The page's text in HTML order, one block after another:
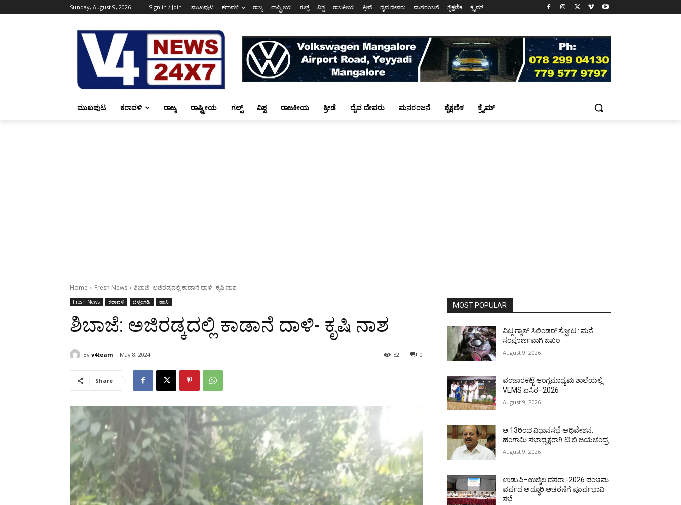
Sunday, August 9, 2026 Sign in / Join ಮುಖಪುಟ ಕರಾವಳಿ ರಾಜ್ಯ ರಾಷ್ಟ್ರೀಯ ಗಲ್ಫ್ ವಿಶ್ವ ರಾಜಕೀಯ ಕ್ರೀಡೆ ದೈವ ದೇವರು ಮನರಂಜನೆ ಶೈಕ್ಷಣಿಕ ಕ್ರೈಮ್
ಮುಖಪುಟ ಕರಾವಳಿ ರಾಜ್ಯ ರಾಷ್ಟ್ರೀಯ ಗಲ್ಫ್ ವಿಶ್ವ ರಾಜಕೀಯ ಕ್ರೀಡೆ ದೈವ ದೇವರು ಮನರಂಜನೆ ಶೈಕ್ಷಣಿಕ ಕ್ರೈಮ್
Home Fresh News ಶಿಬಾಜೆ: ಅಜಿರಡ್ಕದಲ್ಲಿ ಕಾಡಾನೆ ದಾಳಿ- ಕೃಷಿ ನಾಶ
Fresh News ಕರಾವಳಿ ಬೆಳ್ತಂಗಡಿ ಹಾನಿ
ಶಿಬಾಜೆ: ಅಜಿರಡ್ಕದಲ್ಲಿ ಕಾಡಾನೆ ದಾಳಿ- ಕೃಷಿ ನಾಶ
By v4team May 8, 2024 0
52
Share
MOST POPULAR
ವಿಟ್ಲ:ಗ್ಯಾಸ್ ಸಿಲಿಂಡರ್ ಸ್ಪೋಟ : ಮನೆ
ಸಂಪೂರ್ಣವಾಗಿ ಜಖಂ
August 9, 2026
ವಂಜಾರಕಟ್ಟೆ ಆಂಗ್ಲಮಾಧ್ಯಮ ಶಾಲೆಯಲ್ಲಿ
VEMS ಐಸಿರ–2026
August 9, 2026
ಆ.13ರಿಂದ ವಿಧಾನಸಭೆ ಅಧಿವೇಶನ:
ಹಂಗಾಮಿ ಸಭಾಧ್ಯಕ್ಷರಾಗಿ ಟಿ.ಬಿ.ಜಯಚಂದ್ರ
August 9, 2026
ಉಡುಪಿ–ಉಚ್ಚಿಲ ದಸರಾ -2026 ಪಂಚಮ
ವರ್ಷದ ಅದ್ಧೂರಿ ಆಚರಣೆಗೆ ಪೂರ್ವಭಾವಿ
ಸಭೆ